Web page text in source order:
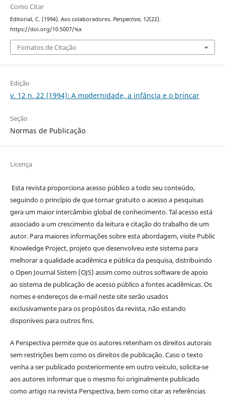
Como Citar
Editorial, C. (1994). Aos colaboradores. Perspectiva, 12(22).
https://doi.org/10.5007/%x
Fomatos de Citação
Edição
v. 12 n. 22 (1994): A modernidade, a infância e o brincar
Seção
Normas de Publicação
Licença
Esta revista proporciona acesso público a todo seu conteúdo,
seguindo o princípio de que tornar gratuito o acesso a pesquisas
gera um maior intercâmbio global de conhecimento. Tal acesso está
associado a um crescimento da leitura e citação do trabalho de um
autor. Para maiores informações sobre esta abordagem, visite Public
Knowledge Project, projeto que desenvolveu este sistema para
melhorar a qualidade acadêmica e pública da pesquisa, distribuindo
o Open Journal Sistem (OJS) assim como outros software de apoio
ao sistema de publicação de acesso público a fontes acadêmicas. Os
nomes e endereços de e-mail neste site serão usados
exclusivamente para os propósitos da revista, não estando
disponíveis para outros fins.
A Perspectiva permite que os autores retenham os direitos autorais
sem restrições bem como os direitos de publicação. Caso o texto
venha a ser publicado posteriormente em outro veículo, solicita-se
aos autores informar que o mesmo foi originalmente publicado
como artigo na revista Perspectiva, bem como citar as referências